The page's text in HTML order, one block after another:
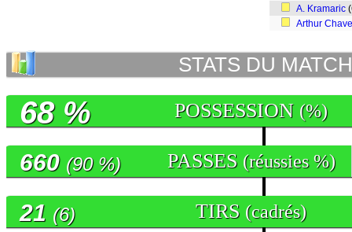
A. Kramaric
Arthur
STATS DU MATCH
POSSESSION (%)
68 %
PASSES (réussies %)
660 (90 %)
TIRS (cadrés)
21 (6)